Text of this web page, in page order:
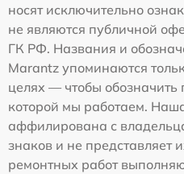
носят исключительно
не являются публичной
ГК РФ. Названия и
Marantz упоминаются
целях — чтобы обозначить
которой мы работаем.
аффилирована с
знаков и не представляет
ремонтных работ